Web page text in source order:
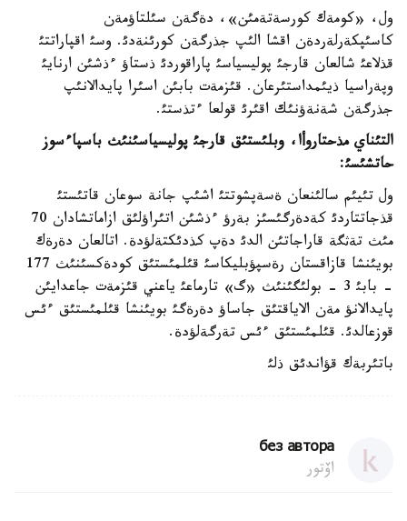
ول، «كومةك كورسةتةمئن»، دةگةن سئلتاؤمةن
كاسئپكةرلةردةن اقشا الئپ جذرگةن كورئنةدئ. وسئ اقپاراتتئ
قذلاعئ شالعان قارجئ پوليسياسئ پاراقوردئ ذستاؤ ءذشئن ارنايئ
وپةراسيا ذيئمداستئرعان. قئزمةت بابئن اسئرا پايدالانئپ
جذرگةن شةنةؤنئك اقئرئ قولعا ءتذستئ.
التئناي مذحتاروأا، وبلئستئق قارجئ پوليسياسئنئث باسپاءسوز
حاتشئسئ:
ول تئيئم سالئنعان ةسةپشوتتئ اشئپ جانة سوعان قاتئستئ
قذجاتتاردئ كةدةرگئسئز بةرؤ ءذشئن اتئراؤلئق ازاماتشادان 70
مئث تةثگة قاراجاتئن الدئ دةپ كذدئكتةلؤدة. اتالعان دةرةك
بويئنشا قازاقستان رةسپؤبليكاسئ قئلمئستئق كودةكسئنئث 177
- بابئ 3 - بولئگئنئث «گ» تارماعئ ياعني قئزمةت جاعدايئن
پايدالانؤ مةن الاياقتئق جاساؤ دةرةگئ بويئنشا قئلمئستئق ءئس
قوزعالدئ. قئلمئستئق ءئس تةرگةلؤدة.
باتئربةك قؤاندئق ذلئ
без автора
اۆتور